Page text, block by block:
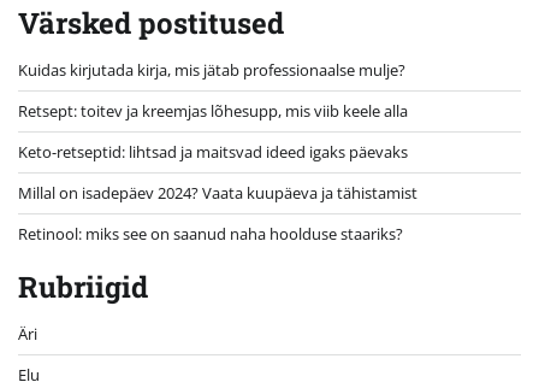
Värsked postitused
Kuidas kirjutada kirja, mis jätab professionaalse mulje?
Retsept: toitev ja kreemjas lõhesupp, mis viib keele alla
Keto-retseptid: lihtsad ja maitsvad ideed igaks päevaks
Millal on isadepäev 2024? Vaata kuupäeva ja tähistamist
Retinool: miks see on saanud naha hoolduse staariks?
Rubriigid
Äri
Elu